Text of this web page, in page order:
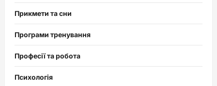
Прикмети та сни
Програми тренування
Професії та робота
Психологія